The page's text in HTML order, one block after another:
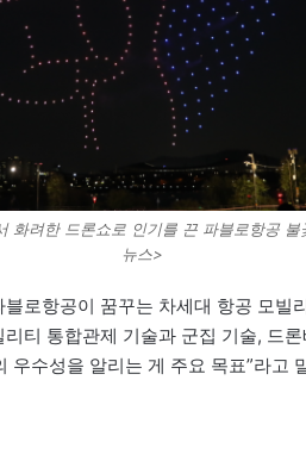
화려한 드론쇼로 인기를 끈 파블로항공
뉴스>
로항공이 꿈꾸는 차세대 항공 모빌
티 통합관제 기술과 군집 기술, 드
수성을 알리는 게 주요 목표”라고